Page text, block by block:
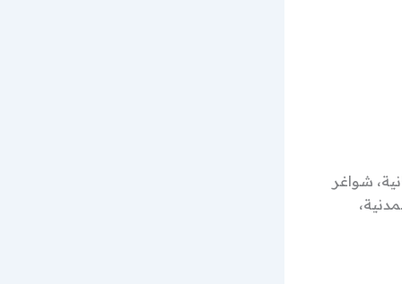
الإنسانية، شواغر